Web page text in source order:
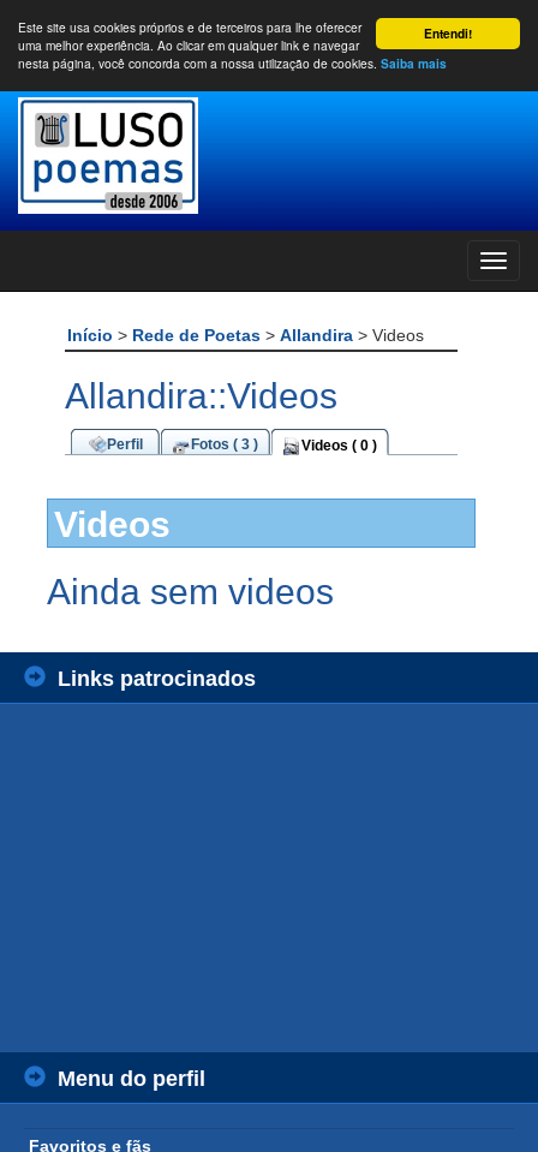
Entendi!
Este site usa cookies próprios e de terceiros para lhe oferecer
uma melhor experiência. Ao clicar em qualquer link e navegar
nesta página, você concorda com a nossa utilização de cookies. Saiba mais
Início > Rede de Poetas > Allandira > Videos
Allandira::Videos
Perfil Fotos ( 3 ) Videos ( 0 )
Videos
Ainda sem videos
Links patrocinados
Menu do perfil
Favoritos e fãs